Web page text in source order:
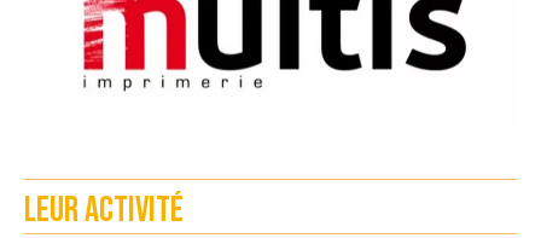
Leur activité